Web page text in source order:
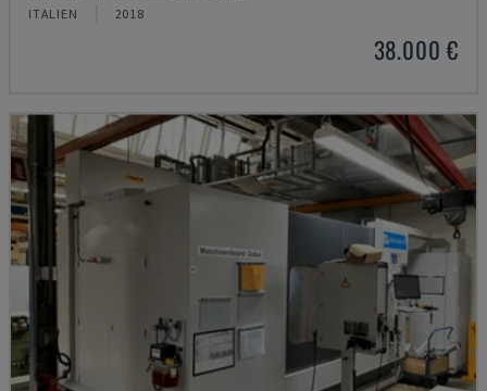
ITALIEN 2018
38.000 €